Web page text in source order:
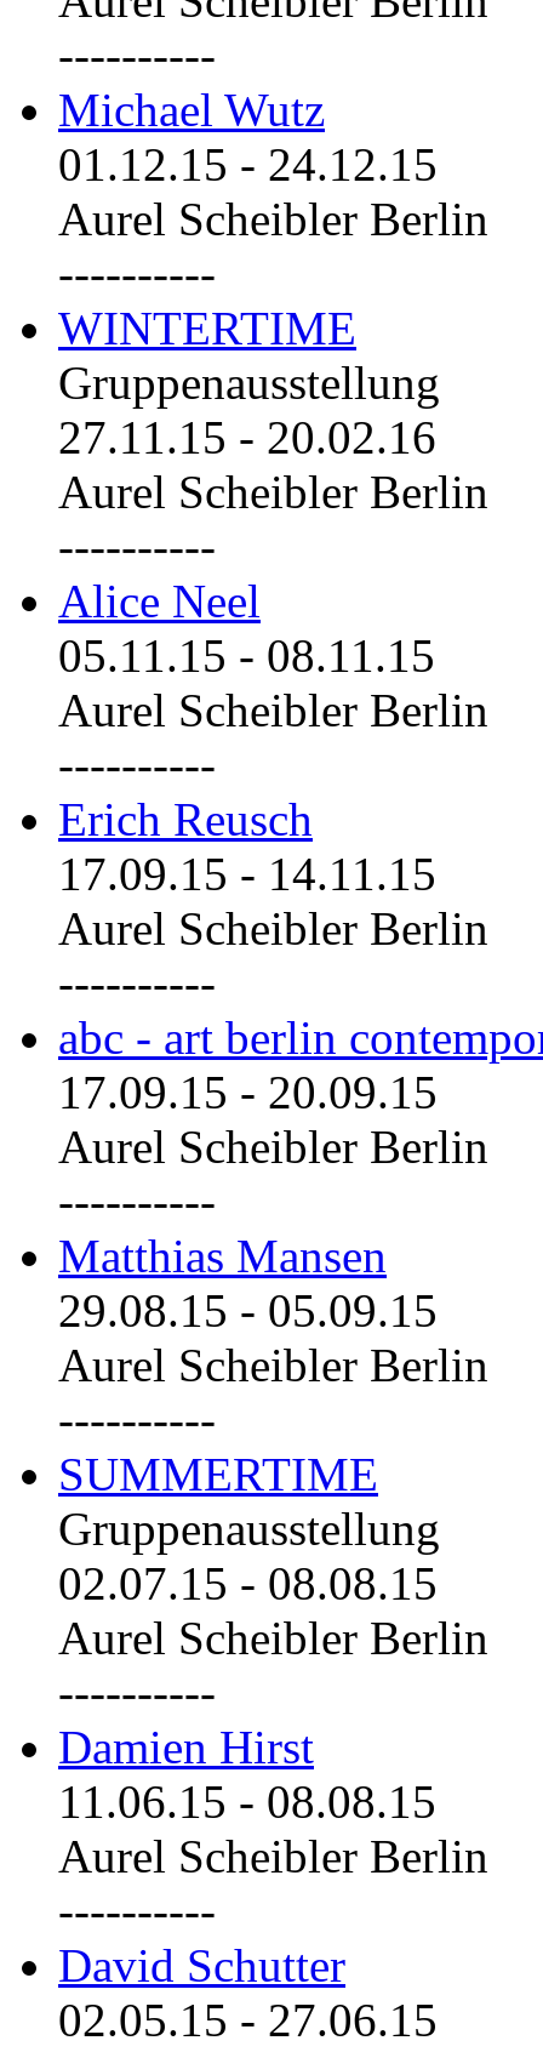
----------
Michael Wutz
01.12.15 - 24.12.15
Aurel Scheibler Berlin
----------
WINTERTIME
Gruppenausstellung
27.11.15 - 20.02.16
Aurel Scheibler Berlin
----------
Alice Neel
05.11.15 - 08.11.15
Aurel Scheibler Berlin
----------
Erich Reusch
17.09.15 - 14.11.15
Aurel Scheibler Berlin
----------
abc - art berlin
17.09.15 - 20.09.15
Aurel Scheibler Berlin
----------
Matthias Mansen
29.08.15 - 05.09.15
Aurel Scheibler Berlin
----------
SUMMERTIME
Gruppenausstellung
02.07.15 - 08.08.15
Aurel Scheibler Berlin
----------
Damien Hirst
11.06.15 - 08.08.15
Aurel Scheibler Berlin
----------
David Schutter
02.05.15 - 27.06.15